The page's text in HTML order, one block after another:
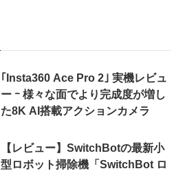
｢Insta360 Ace Pro 2｣ 実機レビュ
ー ｰ 様々な面でより完成度が増し
た8K AI搭載アクションカメラ
【レビュー】SwitchBotの最新小
型ロボット掃除機「SwitchBot ロ